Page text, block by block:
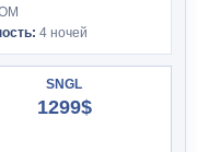
4 ночей
SNGL
1299$